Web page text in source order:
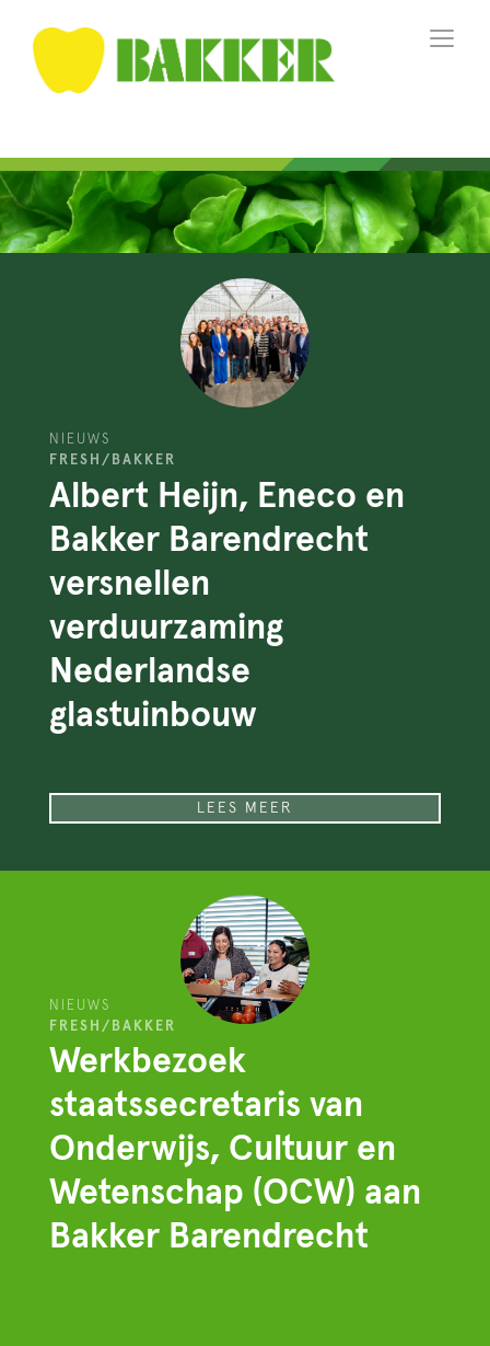
NIEUWS
FRESH/BAKKER
Albert Heijn, Eneco en
Bakker Barendrecht
versnellen
verduurzaming
Nederlandse
glastuinbouw
LEES MEER
NIEUWS
FRESH/BAKKER
Werkbezoek
staatssecretaris van
Onderwijs, Cultuur en
Wetenschap (OCW) aan
Bakker Barendrecht